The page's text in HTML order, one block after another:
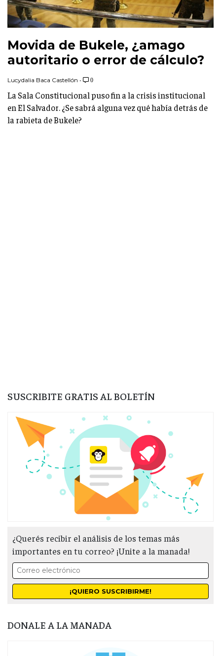
Movida de Bukele, ¿amago
autoritario o error de cálculo?
Lucydalia Baca Castellón • 0
La Sala Constitucional puso fin a la crisis institucional
en El Salvador. ¿Se sabrá alguna vez qué había detrás de
la rabieta de Bukele?
SUSCRIBITE GRATIS AL BOLETÍN
¿Querés recibir el análisis de los temas más
importantes en tu correo? ¡Unite a la manada!
DONALE A LA MANADA